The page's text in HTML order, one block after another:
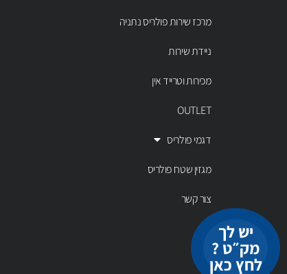
מרכז שירות פולריס נתניה
ניידת שירות
מכירות וטרייד אין
OUTLET
דגמי פולריס
מגזין שטח פולריס
צור קשר
יש לך
מק״ט ?
לחץ כאן